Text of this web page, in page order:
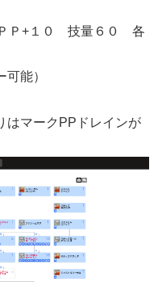
Ｐ+１０ 技量６０ 各
能）
マークPPドレインが